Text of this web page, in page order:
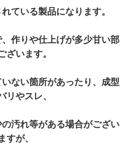
ている製品になります。
作りや仕上げが多少甘い部
ざいます。
ない箇所があったり、成型
リやスレ、
汚れ等がある場合がござい
すが、